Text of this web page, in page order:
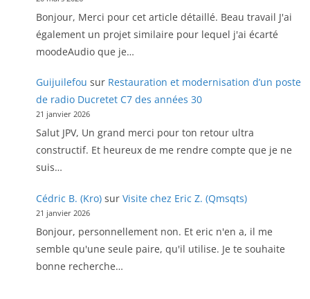
Bonjour, Merci pour cet article détaillé. Beau travail J'ai
également un projet similaire pour lequel j'ai écarté
moodeAudio que je…
Guijuilefou sur Restauration et modernisation d’un poste
de radio Ducretet C7 des années 30
21 janvier 2026
Salut JPV, Un grand merci pour ton retour ultra
constructif. Et heureux de me rendre compte que je ne
suis…
Cédric B. (Kro)sur Visite chez Eric Z. (Qmsqts)
21 janvier 2026
Bonjour, personnellement non. Et eric n'en a, il me
semble qu'une seule paire, qu'il utilise. Je te souhaite
bonne recherche…